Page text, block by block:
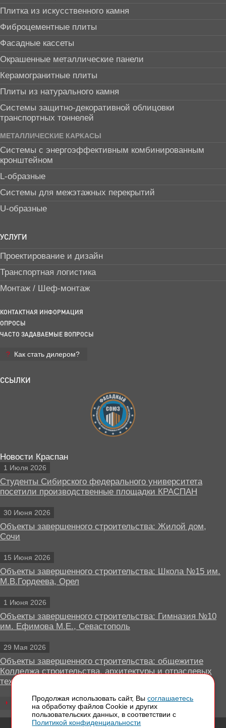
Плитка из искусственного камня
Фиброцементные плиты
Фасадные кассеты
Окрашенные металлические панели
Керамогранитные плиты
Плиты из натурального камня
Системы защитно-декоративной облицовки
транспортных тоннелей
МЕТАЛЛИЧЕСКИЕ КАРКАСЫ
Системы с энергоэффективным комбинированным
кронштейном
L-образные
Системы для межэтажных перекрытий
U-образные
УСЛУГИ
Проектирование и дизайн
Транспортная логистика
Монтаж / Шеф-монтаж
КОНТАКТНАЯ ИНФОРМАЦИЯ
ОПРОСЫ
ЧАСТО ЗАДАВАЕМЫЕ ВОПРОСЫ
Как стать дилером?
ССЫЛКИ
Новости Краспан
1 Июля 2026
Студенты Сибирского федерального университета
посетили производственные площадки КРАСПАН
30 Июня 2026
Объекты завершенного строительства: Жилой дом,
Сочи
15 Июня 2026
Объекты завершенного строительства: Школа №15 им.
М.В.Гордеева, Орел
1 Июня 2026
Объекты завершенного строительства: Гимназия №10
им. Ефимова М.Е., Севастополь
29 Мая 2026
Объекты завершенного строительства: общежитие
Колледжа строительства, архитектуры и отраслевых
технологий, Липецк
Все новости
Продолжая использовать сайт, Высоглашаетесь
на обработку файлов Сookie и других
пользовательских данных, в соответствии с
Политикой конфиденциальности